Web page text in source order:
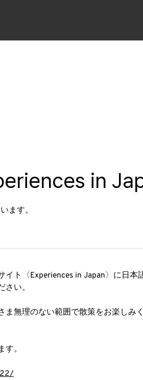
in
ます。
ト〈Experiences in Japan〉に日本
い。
無理のない範囲で散策をお楽しみく
。